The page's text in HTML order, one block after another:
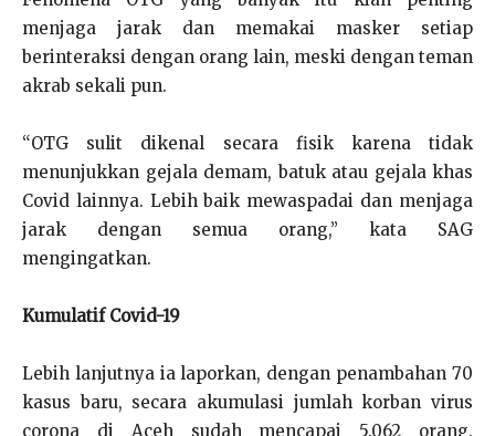
menjaga jarak dan memakai masker setiap
berinteraksi dengan orang lain, meski dengan teman
akrab sekali pun.
“OTG sulit dikenal secara fisik karena tidak
menunjukkan gejala demam, batuk atau gejala khas
Covid lainnya. Lebih baik mewaspadai dan menjaga
jarak dengan semua orang,” kata SAG
mengingatkan.
Kumulatif Covid-19
Lebih lanjutnya ia laporkan, dengan penambahan 70
kasus baru, secara akumulasi jumlah korban virus
corona di Aceh sudah mencapai 5.062 orang.